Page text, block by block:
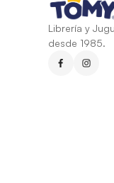
Librería y
desde 1985.